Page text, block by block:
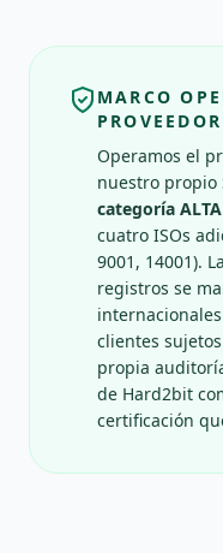
MARCO
PROVEEDOR
Operamos el
nuestro propio
categoría ALTA
cuatro ISOs
9001, 14001).
registros se
clientes
propia
de Hard2bit
certificación